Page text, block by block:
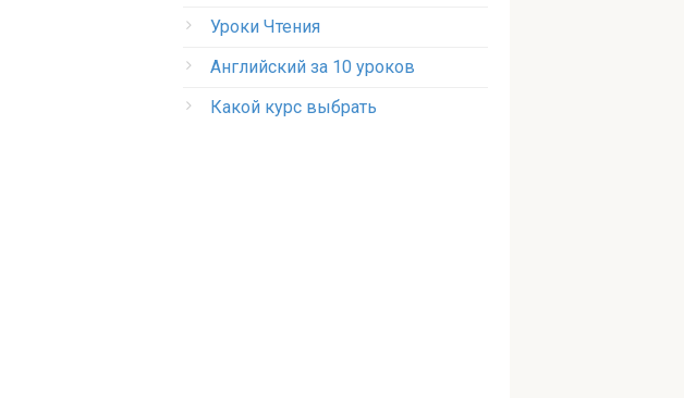
Уроки Чтения
Английский за 10 уроков
Какой курс выбрать